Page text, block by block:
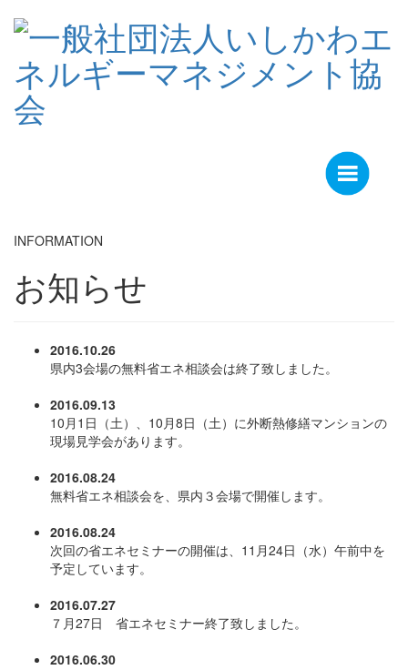
Toggle
navigation
INFORMATION
お知らせ
2016.10.26
県内3会場の無料省エネ相談会は終了致しました。
2016.09.13
10月1日（土）、10月8日（土）に外断熱修繕マンションの
現場見学会があります。
2016.08.24
無料省エネ相談会を、県内３会場で開催します。
2016.08.24
次回の省エネセミナーの開催は、11月24日（水）午前中を
予定しています。
2016.07.27
７月27日 省エネセミナー終了致しました。
2016.06.30